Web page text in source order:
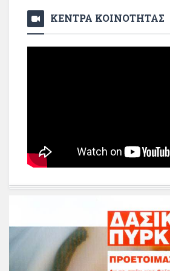
ΚΕΝΤΡΑ ΚΟΙΝΟΤΗΤΑΣ